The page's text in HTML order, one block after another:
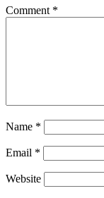
Comment *
Name *
Email *
Website